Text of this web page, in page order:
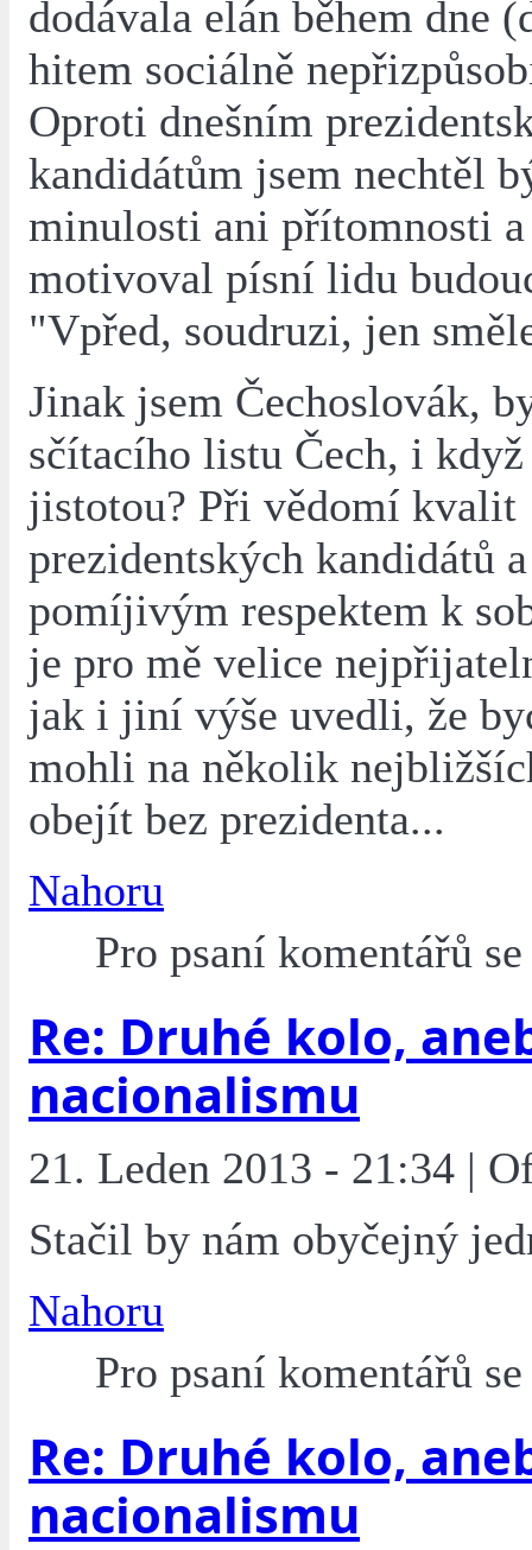
dodávala elán během dne
hitem sociálně
Oproti dnešním
kandidátům jsem nechtěl
minulosti ani přítomnosti a
motivoval písní lidu
"Vpřed, soudruzi, jen
Jinak jsem Čechoslovák,
sčítacího listu Čech, i
jistotou? Při vědomí kvalit
prezidentských kandidátů
pomíjivým respektem k
je pro mě velice
jak i jiní výše uvedli, že
mohli na několik
obejít bez prezidenta...
Nahoru
Pro psaní komentářů
Re: Druhé kolo,
nacionalismu
21. Leden 2013 - 21:34 |
Stačil by nám obyčejný
Nahoru
Pro psaní komentářů
Re: Druhé kolo,
nacionalismu